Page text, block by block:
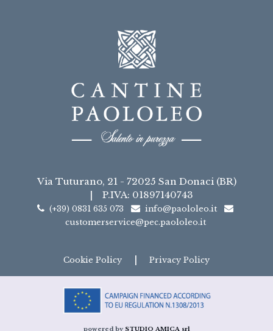
Via Tuturano, 21 - 72025 San Donaci (BR)
P.IVA: 01897140743
(+39) 0831 635 073
info@paololeo.it
customerservice@pec.paololeo.it
Cookie Policy Privacy Policy
powered by STUDIO AMICA srl